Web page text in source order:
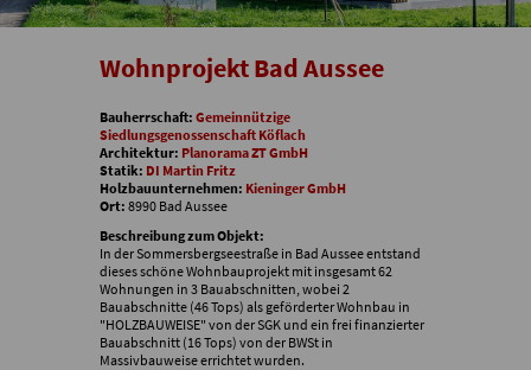
Wohnprojekt Bad Aussee
Bauherrschaft: Gemeinnützige
Siedlungsgenossenschaft Köflach
Architektur: Planorama ZT GmbH
Statik: DI Martin Fritz
Holzbauunternehmen: Kieninger GmbH
Ort: 8990 Bad Aussee
Beschreibung zum Objekt:
In der Sommersbergseestraße in Bad Aussee entstand
dieses schöne Wohnbauprojekt mit insgesamt 62
Wohnungen in 3 Bauabschnitten, wobei 2
Bauabschnitte (46 Tops) als geförderter Wohnbau in
"HOLZBAUWEISE" von der SGK und ein frei finanzierter
Bauabschnitt (16 Tops) von der BWSt in
Massivbauweise errichtet wurden.